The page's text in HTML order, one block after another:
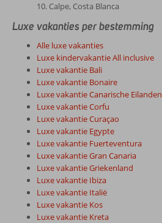
Calpe, Costa Blanca
Luxe vakanties per bestemming
Alle luxe vakanties
Luxe kindervakantie All inclusive
Luxe vakantie Bali
Luxe vakantie Bonaire
Luxe vakantie Canarische Eilanden
Luxe vakantie Corfu
Luxe vakantie Curaçao
Luxe vakantie Egypte
Luxe vakantie Fuerteventura
Luxe vakantie Gran Canaria
Luxe vakantie Griekenland
Luxe vakantie Ibiza
Luxe vakantie Italië
Luxe vakantie Kos
Luxe vakantie Kreta